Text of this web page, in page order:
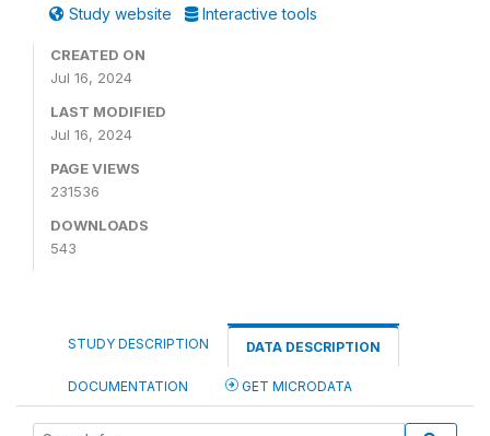
Study website Interactive tools
CREATED ON
Jul 16, 2024
LAST MODIFIED
Jul 16, 2024
PAGE VIEWS
231536
DOWNLOADS
543
STUDY DESCRIPTION DATA DESCRIPTION
DOCUMENTATION GET MICRODATA